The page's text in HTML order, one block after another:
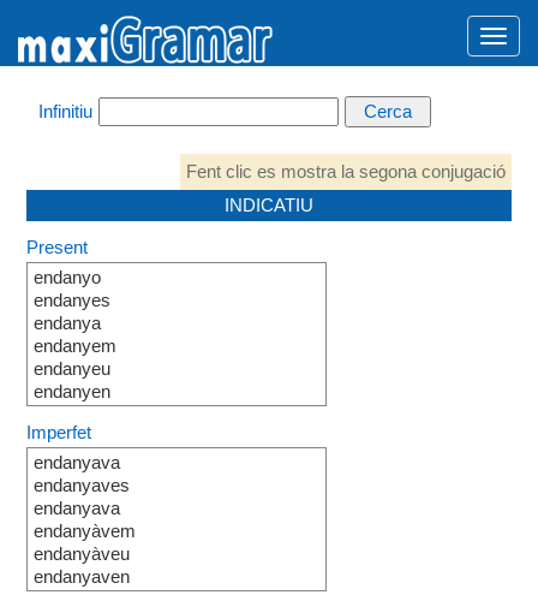
Infinitiu
Fent clic es mostra la segona conjugació
INDICATIU
Present
endanyo
endanyes
endanya
endanyem
endanyeu
endanyen
Imperfet
endanyava
endanyaves
endanyava
endanyàvem
endanyàveu
endanyaven